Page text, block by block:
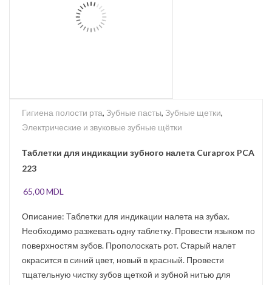
Гигиена полости рта, Зубные пасты, Зубные щетки,
Электрические и звуковые зубные щётки
Таблетки для индикации зубного налета Curaprox PCA
223
65,00MDL
Описание: Таблетки для индикации налета на зубах.
Необходимо разжевать одну таблетку. Провести языком по
поверхностям зубов. Прополоскать рот. Старый налет
окрасится в синий цвет, новый в красный. Провести
тщательную чистку зубов щеткой и зубной нитью для